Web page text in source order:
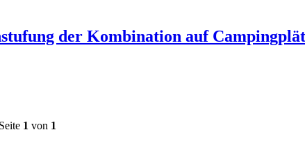
der Kombination auf
1 von 1